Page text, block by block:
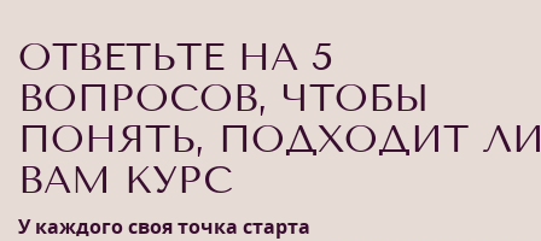
ОТВЕТЬТЕ НА 5
ВОПРОСОВ, ЧТОБЫ
ПОНЯТЬ, ПОДХОДИТ
ВАМ КУРС
У каждого своя точка старта